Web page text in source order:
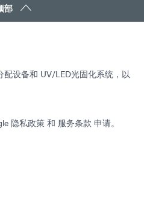
部
设备和 UV/LED光固化系统，以
隐私政策和 服务条款 申请。